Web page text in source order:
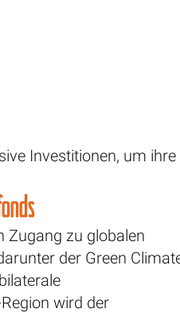
Investitionen, um
Zugang zu globalen
der Green
wird der